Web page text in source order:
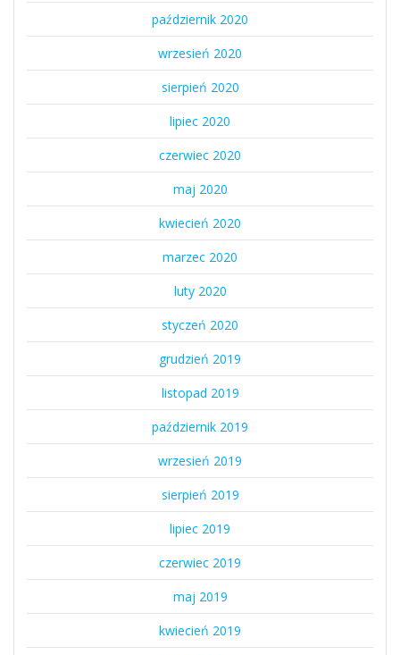
październik 2020
wrzesień 2020
sierpień 2020
lipiec 2020
czerwiec 2020
maj 2020
kwiecień 2020
marzec 2020
luty 2020
styczeń 2020
grudzień 2019
listopad 2019
październik 2019
wrzesień 2019
sierpień 2019
lipiec 2019
czerwiec 2019
maj 2019
kwiecień 2019